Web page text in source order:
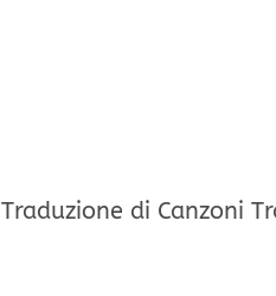
Traduzione di Canzoni